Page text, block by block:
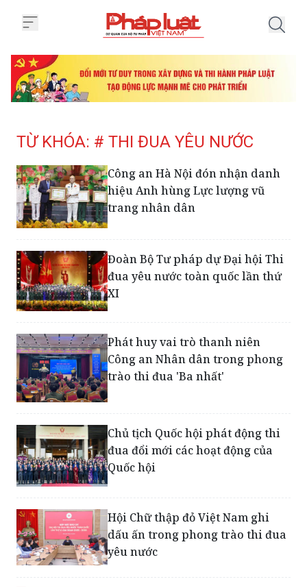
TỪ KHÓA: # THI ĐUA YÊU NƯỚC
Công an Hà Nội đón nhận danh
hiệu Anh hùng Lực lượng vũ
trang nhân dân
Đoàn Bộ Tư pháp dự Đại hội Thi
đua yêu nước toàn quốc lần thứ
XI
Phát huy vai trò thanh niên
Công an Nhân dân trong phong
trào thi đua 'Ba nhất'
Chủ tịch Quốc hội phát động thi
đua đổi mới các hoạt động của
Quốc hội
Hội Chữ thập đỏ Việt Nam ghi
dấu ấn trong phong trào thi đua
yêu nước